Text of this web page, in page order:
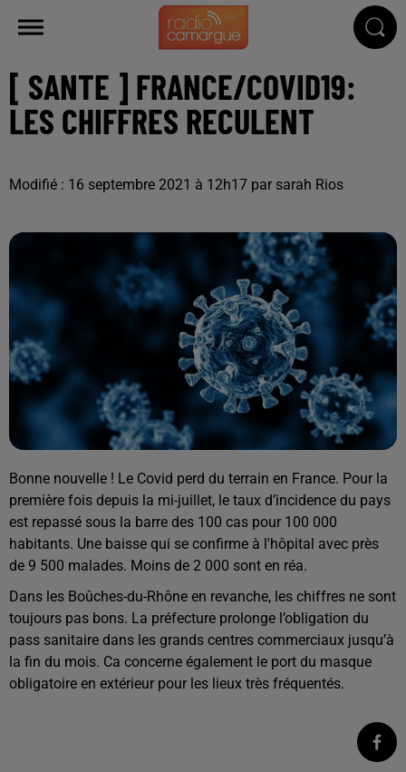
[ SANTE ] FRANCE/COVID19:
LES CHIFFRES RECULENT
Modifié : 16 septembre 2021 à 12h17 par sarah Rios
Bonne nouvelle ! Le Covid perd du terrain en France. Pour la
première fois depuis la mi-juillet, le taux d’incidence du pays
est repassé sous la barre des 100 cas pour 100 000
habitants. Une baisse qui se confirme à l'hôpital avec près
de 9 500 malades. Moins de 2 000 sont en réa.
Dans les Boûches-du-Rhône en revanche, les chiffres ne sont
toujours pas bons. La préfecture prolonge l’obligation du
pass sanitaire dans les grands centres commerciaux jusqu’à
la fin du mois. Ca concerne également le port du masque
obligatoire en extérieur pour les lieux très fréquentés.